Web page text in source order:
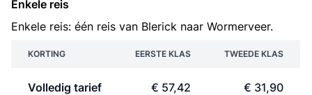
Enkele reis
Enkele reis: één reis van Blerick naar Wormerveer.
KORTING EERSTE KLAS TWEEDE KLAS
Volledig tarief € 57,42 € 31,90